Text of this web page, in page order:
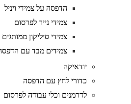
הדפסה על צמידי ויניל
צמידי נייר לפרסום
צמידי סיליקון ממותגים
צמידים מבד עם הדפסה
יודאיקה
כדורי לחץ עם הדפסה
לדרמנים וכלי עבודה לפרסום